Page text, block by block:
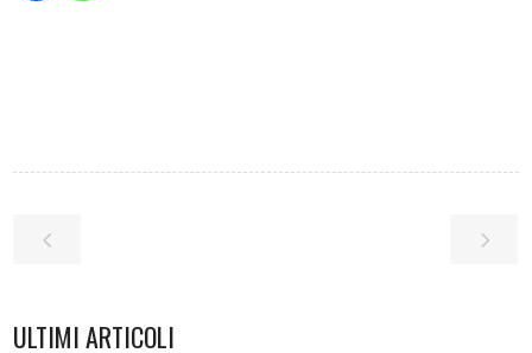
ULTIMI ARTICOLI